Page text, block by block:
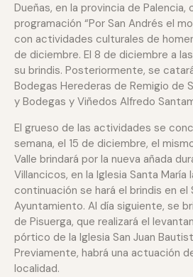
Dueñas, en la provincia de Palencia,
programación “Por San Andrés el
con actividades culturales de
de diciembre. El 8 de diciembre a
su brindis. Posteriormente, se
Bodegas Herederas de Remigio de
y Bodegas y Viñedos Alfredo
El grueso de las actividades se
semana, el 15 de diciembre, el
Valle brindará por la nueva añada
Villancicos, en la Iglesia Santa María
continuación se hará el brindis en
Ayuntamiento. Al día siguiente, se
de Pisuerga, que realizará el
pórtico de la Iglesia San Juan
Previamente, habrá una actuación
localidad.